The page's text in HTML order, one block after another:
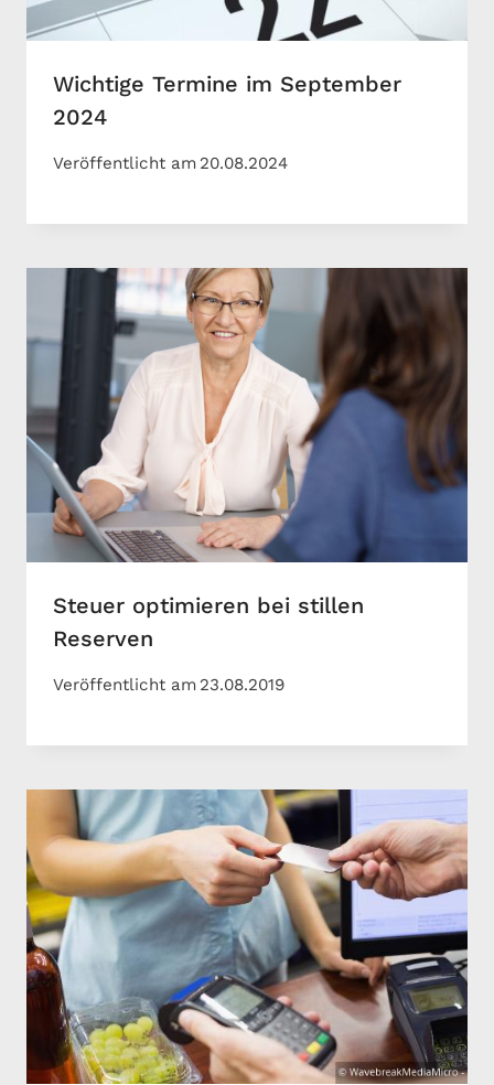
Wichtige Termine im September
2024
Veröffentlicht am 20.08.2024
Steuer optimieren bei stillen
Reserven
Veröffentlicht am 23.08.2019